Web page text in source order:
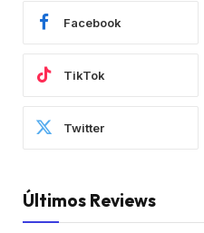
Facebook
TikTok
Twitter
Últimos Reviews